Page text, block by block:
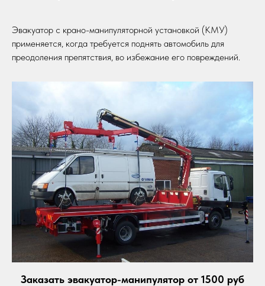
Эвакуатор с крано-манипуляторной установкой (КМУ)
применяется, когда требуется поднять автомобиль для
преодоления препятствия, во избежание его повреждений.
Заказать эвакуатор-манипулятор от 1500 руб